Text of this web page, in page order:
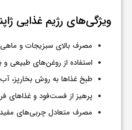
ویژگی‌های رژیم غذایی
مصرف بالای سبزیجات و ماهی
استفاده از روغن‌های طبیعی و
طبخ غذاها به روش بخارپز،
پرهیز از فست‌فود و غذاهای
مصرف متعادل چربی‌های مفید